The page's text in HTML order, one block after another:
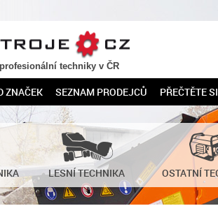
techniky v ČR
ZNAČEK SEZNAM PRODEJCŮ PŘEČTĚTE SI
LESNÍ TECHNIKA OSTATNÍ